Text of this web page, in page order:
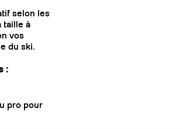
selon les
taille à
vos
du ski.
:
pro pour